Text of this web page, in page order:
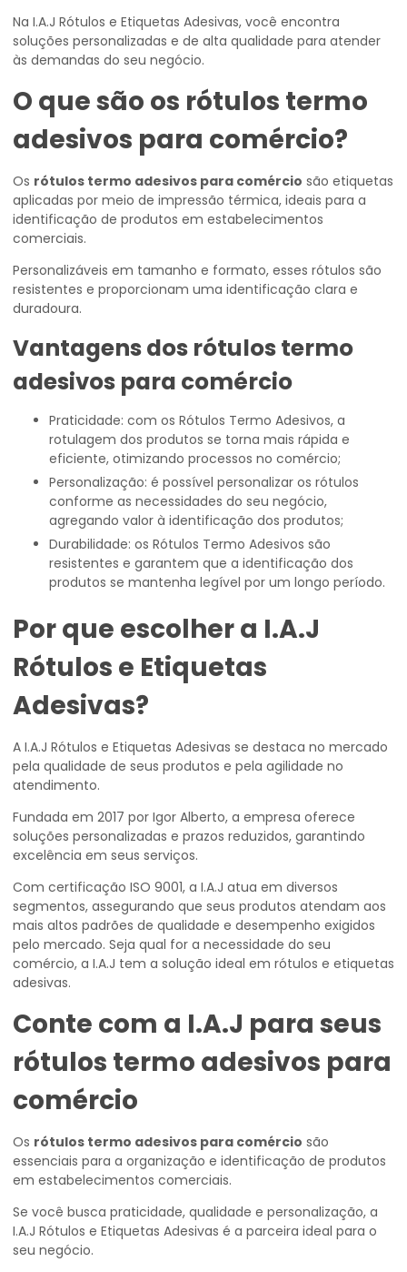
Na I.A.J Rótulos e Etiquetas Adesivas, você encontra
soluções personalizadas e de alta qualidade para atender
às demandas do seu negócio.
O que são os rótulos termo
adesivos para comércio?
Os rótulos termo adesivos para comércio são etiquetas
aplicadas por meio de impressão térmica, ideais para a
identificação de produtos em estabelecimentos
comerciais.
Personalizáveis em tamanho e formato, esses rótulos são
resistentes e proporcionam uma identificação clara e
duradoura.
Vantagens dos rótulos termo
adesivos para comércio
Praticidade: com os Rótulos Termo Adesivos, a
rotulagem dos produtos se torna mais rápida e
eficiente, otimizando processos no comércio;
Personalização: é possível personalizar os rótulos
conforme as necessidades do seu negócio,
agregando valor à identificação dos produtos;
Durabilidade: os Rótulos Termo Adesivos são
resistentes e garantem que a identificação dos
produtos se mantenha legível por um longo período.
Por que escolher a I.A.J
Rótulos e Etiquetas
Adesivas?
A I.A.J Rótulos e Etiquetas Adesivas se destaca no mercado
pela qualidade de seus produtos e pela agilidade no
atendimento.
Fundada em 2017 por Igor Alberto, a empresa oferece
soluções personalizadas e prazos reduzidos, garantindo
excelência em seus serviços.
Com certificação ISO 9001, a I.A.J atua em diversos
segmentos, assegurando que seus produtos atendam aos
mais altos padrões de qualidade e desempenho exigidos
pelo mercado. Seja qual for a necessidade do seu
comércio, a I.A.J tem a solução ideal em rótulos e etiquetas
adesivas.
Conte com a I.A.J para seus
rótulos termo adesivos para
comércio
Os rótulos termo adesivos para comércio são
essenciais para a organização e identificação de produtos
em estabelecimentos comerciais.
Se você busca praticidade, qualidade e personalização, a
I.A.J Rótulos e Etiquetas Adesivas é a parceira ideal para o
seu negócio.